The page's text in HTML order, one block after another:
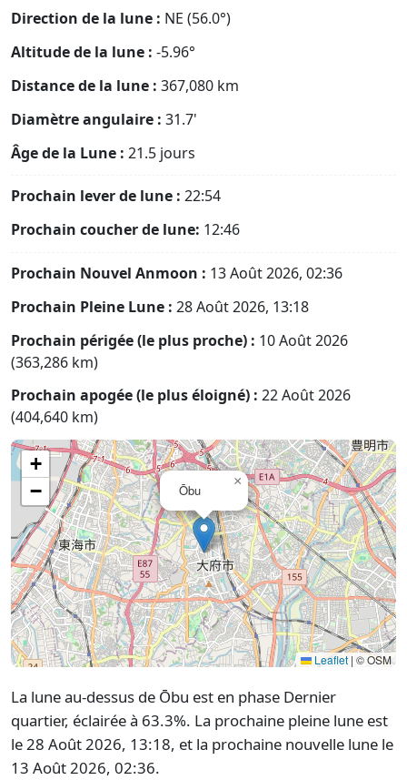
Direction de la lune : NE (56.0°)
Altitude de la lune : -5.96°
Distance de la lune : 367,080 km
Diamètre angulaire : 31.7'
Âge de la Lune : 21.5 jours
Prochain lever de lune : 22:54
Prochain coucher de lune: 12:46
Prochain Nouvel Anmoon : 13 Août 2026, 02:36
Prochain Pleine Lune : 28 Août 2026, 13:18
Prochain périgée (le plus proche) : 10 Août 2026
(363,286 km)
Prochain apogée (le plus éloigné) : 22 Août 2026
(404,640 km)
Ōbu
×
+
−
Leaflet | © OSM
La lune au-dessus de Ōbu est en phase Dernier
quartier, éclairée à 63.3%. La prochaine pleine lune est
le 28 Août 2026, 13:18, et la prochaine nouvelle lune le
13 Août 2026, 02:36.